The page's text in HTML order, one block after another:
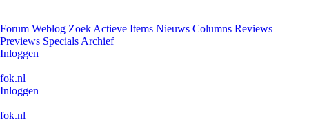
Forum Weblog Zoek Actieve Items Nieuws Columns Reviews
Previews Specials Archief
Inloggen
fok.nl
Inloggen
fok.nl